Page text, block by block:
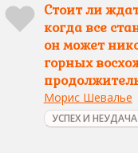
Стоит ли
когда все
он может
горных
Морис Шевалье
УСПЕХ И НЕУДАЧА